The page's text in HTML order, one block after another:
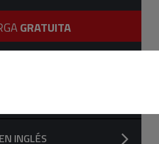
GRATUITA
INGLÉS